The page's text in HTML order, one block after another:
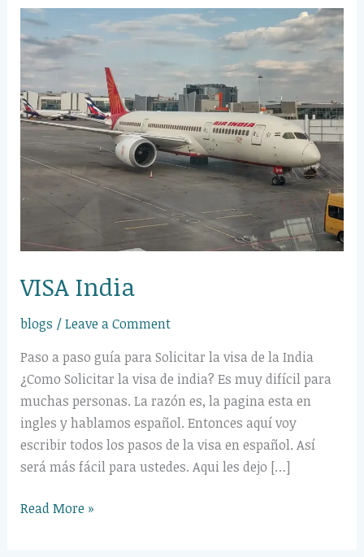
VISA India
blogs /Leave a Comment
Paso a paso guía para Solicitar la visa de la India
¿Como Solicitar la visa de india? Es muy difícil para
muchas personas. La razón es, la pagina esta en
ingles y hablamos español. Entonces aquí voy
escribir todos los pasos de la visa en español. Así
será más fácil para ustedes. Aqui les dejo […]
VISA
India
Read More »